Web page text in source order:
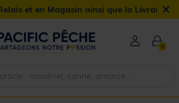
et en Magasin ainsi que la Livraison ×
0